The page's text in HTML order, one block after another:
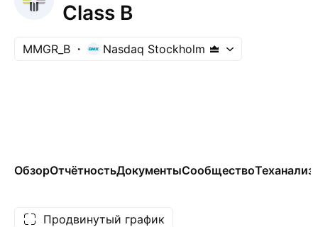
Class B
MMGR_B Nasdaq Stockholm
ОбзорОтчётностьДокументыСообществоТеханализ
Продвинутый график